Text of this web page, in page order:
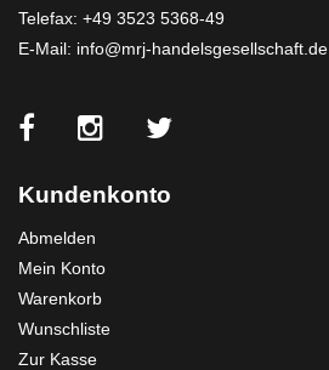
Telefax: +49 3523 5368-49
E-Mail: info@mrj-handelsgesellschaft.de
Kundenkonto
Abmelden
Mein Konto
Warenkorb
Wunschliste
Zur Kasse